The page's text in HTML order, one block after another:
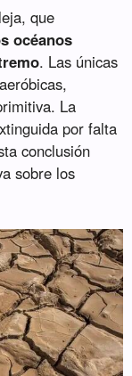
que
océanos
. Las únicas
La
por falta
conclusión
sobre los